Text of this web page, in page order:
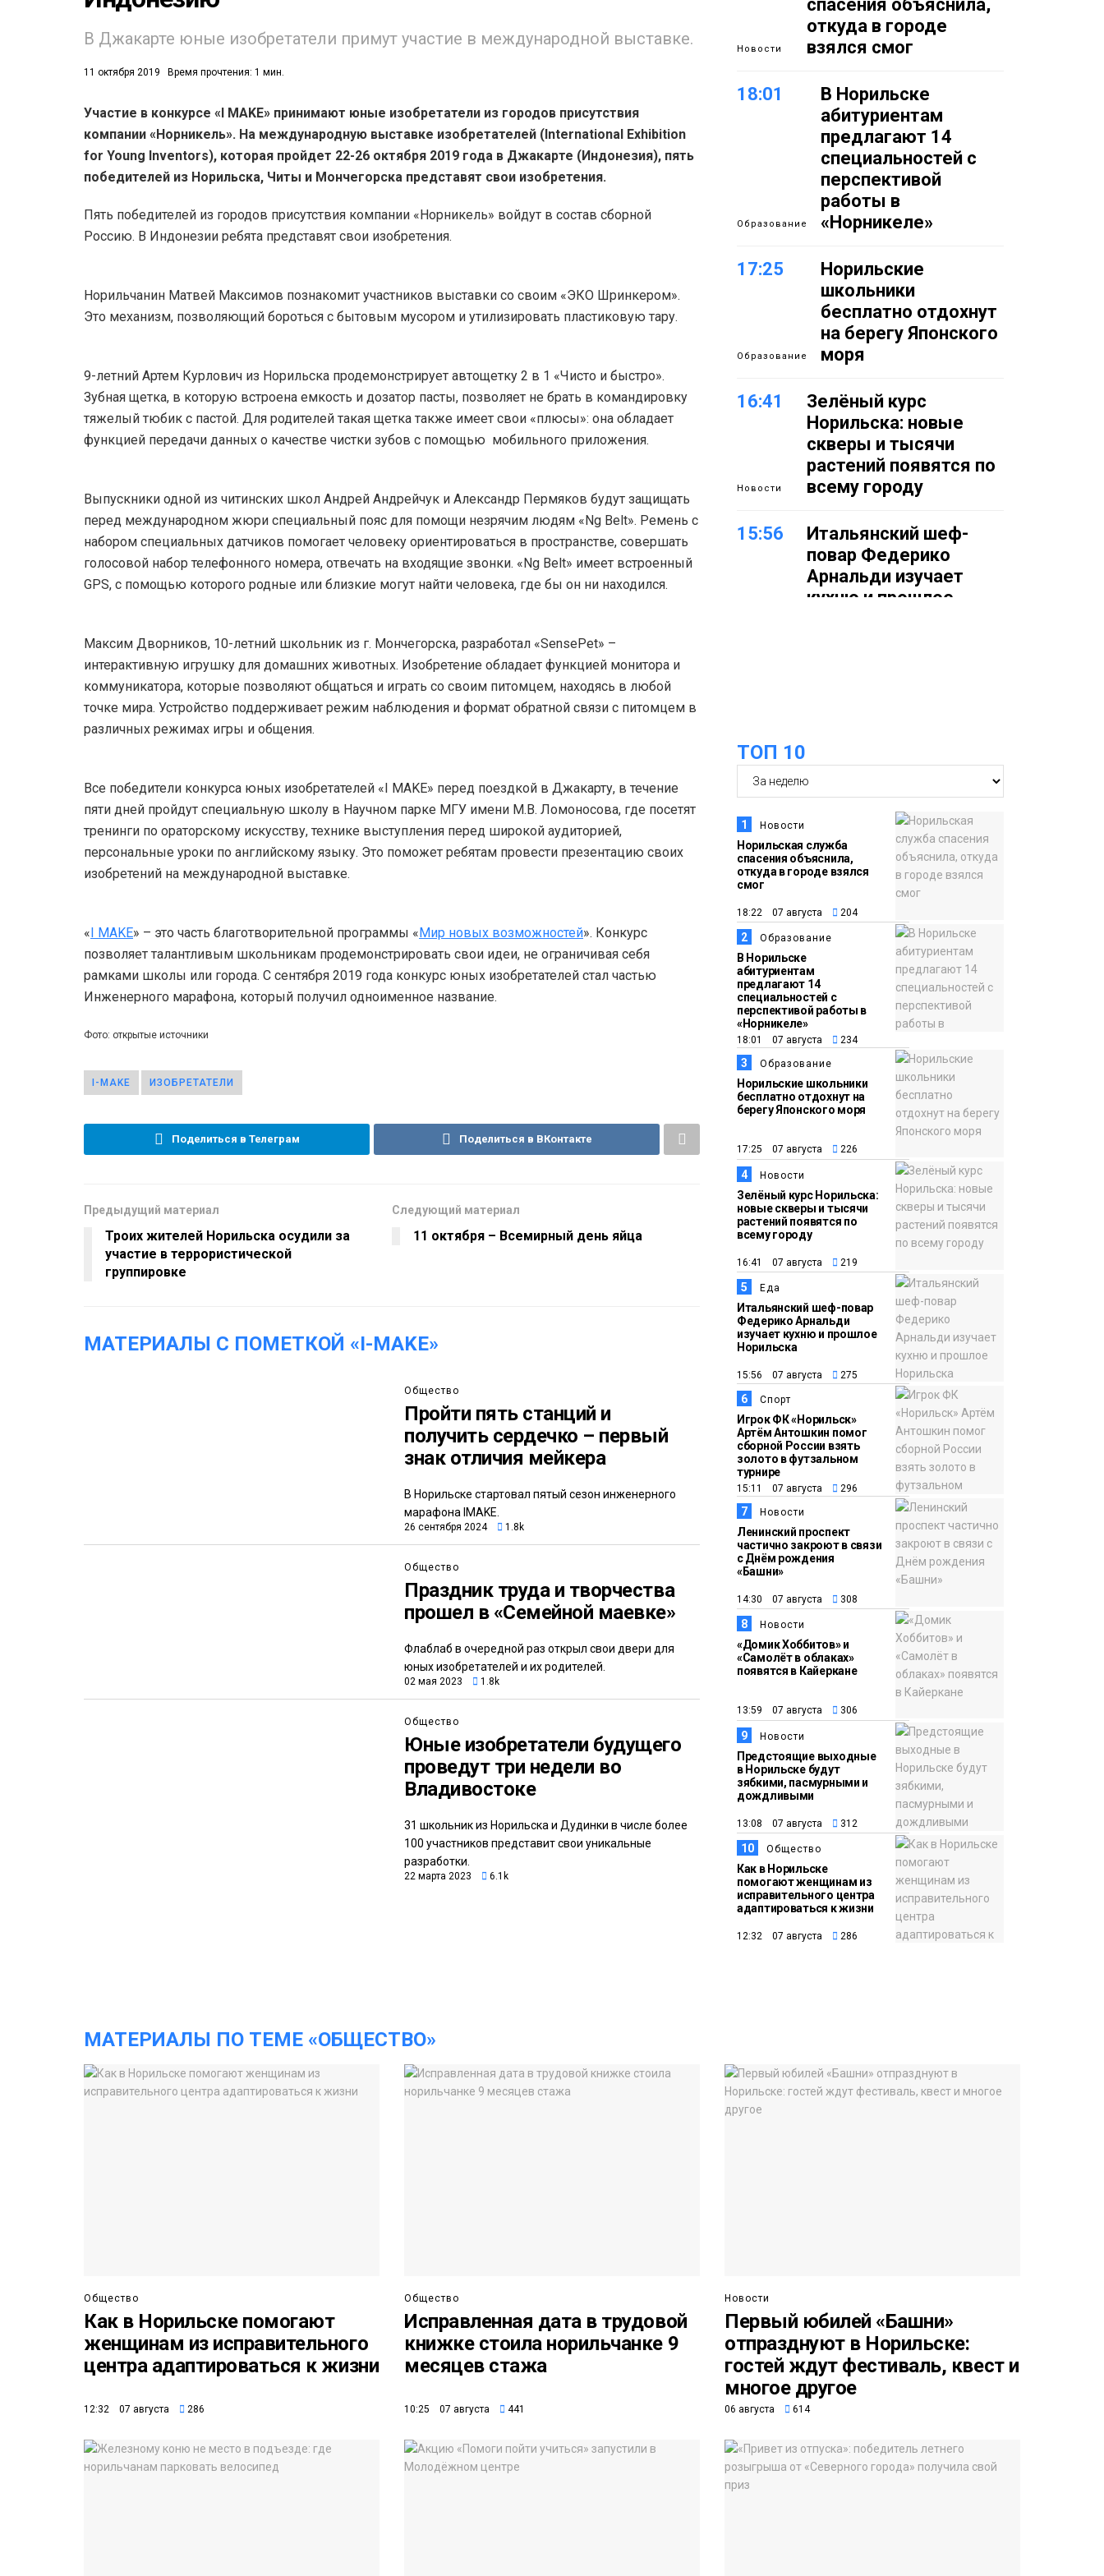
В Джакарте юные изобретатели примут участие в международной выставке.
11 октября 2019 Время прочтения: 1 мин.
Участие в конкурсе «I MAKE» принимают юные изобретатели из городов присутствия
компании «Норникель». На международную выставке изобретателей (International Exhibition
for Young Inventors), которая пройдет 22-26 октября 2019 года в Джакарте (Индонезия), пять
победителей из Норильска, Читы и Мончегорска представят свои изобретения.
Пять победителей из городов присутствия компании «Норникель» войдут в состав сборной
Россию. В Индонезии ребята представят свои изобретения.
Норильчанин Матвей Максимов познакомит участников выставки со своим «ЭКО Шринкером».
Это механизм, позволяющий бороться с бытовым мусором и утилизировать пластиковую тару.
9-летний Артем Курлович из Норильска продемонстрирует автощетку 2 в 1 «Чисто и быстро».
Зубная щетка, в которую встроена емкость и дозатор пасты, позволяет не брать в командировку
тяжелый тюбик с пастой. Для родителей такая щетка также имеет свои «плюсы»: она обладает
функцией передачи данных о качестве чистки зубов с помощью мобильного приложения.
Выпускники одной из читинских школ Андрей Андрейчук и Александр Пермяков будут защищать
перед международном жюри специальный пояс для помощи незрячим людям «Ng Belt». Ремень с
набором специальных датчиков помогает человеку ориентироваться в пространстве, совершать
голосовой набор телефонного номера, отвечать на входящие звонки. «Ng Belt» имеет встроенный
GPS, с помощью которого родные или близкие могут найти человека, где бы он ни находился.
Максим Дворников, 10-летний школьник из г. Мончегорска, разработал «SensePet» –
интерактивную игрушку для домашних животных. Изобретение обладает функцией монитора и
коммуникатора, которые позволяют общаться и играть со своим питомцем, находясь в любой
точке мира. Устройство поддерживает режим наблюдения и формат обратной связи с питомцем в
различных режимах игры и общения.
Все победители конкурса юных изобретателей «I MAKE» перед поездкой в Джакарту, в течение
пяти дней пройдут специальную школу в Научном парке МГУ имени М.В. Ломоносова, где посетят
тренинги по ораторскому искусству, технике выступления перед широкой аудиторией,
персональные уроки по английскому языку. Это поможет ребятам провести презентацию своих
изобретений на международной выставке.
«I MAKE» – это часть благотворительной программы «Мир новых возможностей». Конкурс
позволяет талантливым школьникам продемонстрировать свои идеи, не ограничивая себя
рамками школы или города. С сентября 2019 года конкурс юных изобретателей стал частью
Инженерного марафона, который получил одноименное название.
Фото: открытые источники
I-MAKE ИЗОБРЕТАТЕЛИ
Поделиться в Телеграм Поделиться в ВКонтакте
Предыдущий материал
Троих жителей Норильска осудили за
участие в террористической
группировке
Следующий материал
11 октября – Всемирный день яйца
МАТЕРИАЛЫ С ПОМЕТКОЙ «I-MAKE»
Общество
Пройти пять станций и
получить сердечко – первый
знак отличия мейкера
В Норильске стартовал пятый сезон инженерного
марафона IMAKE.
26 сентября 2024 1.8k
Общество
Праздник труда и творчества
прошел в «Семейной маевке»
Флаблаб в очередной раз открыл свои двери для
юных изобретателей и их родителей.
02 мая 2023 1.8k
Общество
Юные изобретатели будущего
проведут три недели во
Владивостоке
31 школьник из Норильска и Дудинки в числе более
100 участников представит свои уникальные
разработки.
22 марта 2023 6.1k
Новости
спасения объяснила,
откуда в городе
взялся смог
18:01
Образование
В Норильске
абитуриентам
предлагают 14
специальностей с
перспективой
работы в
«Норникеле»
17:25
Образование
Норильские
школьники
бесплатно отдохнут
на берегу Японского
моря
16:41
Новости
Зелёный курс
Норильска: новые
скверы и тысячи
растений появятся по
всему городу
15:56
Итальянский шеф-
повар Федерико
Арнальди изучает
кухню и прошлое
Спорт
14:30
Новости
Ленинский проспект
частично закроют в
связи с Днём
рождения «Башни»
13:59
Новости
«Домик Хоббитов» и
«Самолёт в облаках»
появятся в Кайеркане
13:08
Новости
Предстоящие
выходные в
Норильске будут
зябкими, пасмурными
и дождливыми
Общество
Как в Норильске
помогают женщинам
из исправительного
центра
адаптироваться к
жизни
ТОП 10
1 Новости
Норильская служба
спасения объяснила,
откуда в городе взялся
смог
18:22 07 августа 204
2 Образование
В Норильске
абитуриентам
предлагают 14
специальностей с
перспективой работы в
«Норникеле»
18:01 07 августа 234
3 Образование
Норильские школьники
бесплатно отдохнут на
берегу Японского моря
17:25 07 августа 226
4 Новости
Зелёный курс Норильска:
новые скверы и тысячи
растений появятся по
всему городу
16:41 07 августа 219
5 Еда
Итальянский шеф-повар
Федерико Арнальди
изучает кухню и прошлое
Норильска
15:56 07 августа 275
6 Спорт
Игрок ФК «Норильск»
Артём Антошкин помог
сборной России взять
золото в футзальном
турнире
15:11 07 августа 296
7 Новости
Ленинский проспект
частично закроют в связи
с Днём рождения
«Башни»
14:30 07 августа 308
8 Новости
«Домик Хоббитов» и
«Самолёт в облаках»
появятся в Кайеркане
13:59 07 августа 306
9 Новости
Предстоящие выходные
в Норильске будут
зябкими, пасмурными и
дождливыми
13:08 07 августа 312
10 Общество
Как в Норильске
помогают женщинам из
исправительного центра
адаптироваться к жизни
12:32 07 августа 286
МАТЕРИАЛЫ ПО ТЕМЕ «ОБЩЕСТВО»
Общество
Как в Норильске помогают
женщинам из исправительного
центра адаптироваться к жизни
12:32 07 августа 286
Общество
Исправленная дата в трудовой
книжке стоила норильчанке 9
месяцев стажа
10:25 07 августа 441
Новости
Первый юбилей «Башни»
отпразднуют в Норильске:
гостей ждут фестиваль, квест и
многое другое
06 августа 614